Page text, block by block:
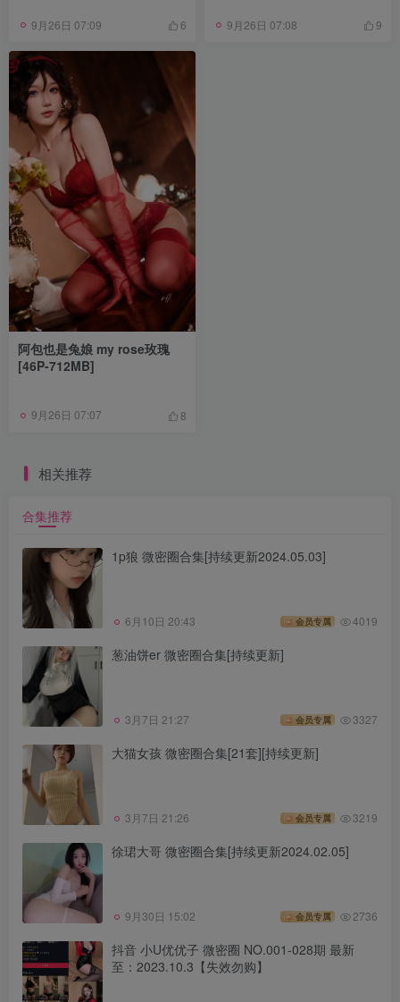
9月26日 07:09 6 9月26日 07:08 9
阿包也是兔娘 my rose玫瑰
[46P-712MB]
9月26日 07:07 8
相关推荐
合集推荐
1p狼 微密圈合集[持续更新2024.05.03]
6月10日 20:43 会员专属 4019
葱油饼er 微密圈合集[持续更新]
3月7日 21:27 会员专属 3327
大猫女孩 微密圈合集[21套][持续更新]
3月7日 21:26 会员专属 3219
徐珺大哥 微密圈合集[持续更新2024.02.05]
9月30日 15:02 会员专属 2736
抖音 小U优优子 微密圈 NO.001-028期 最新
至：2023.10.3【失效勿购】